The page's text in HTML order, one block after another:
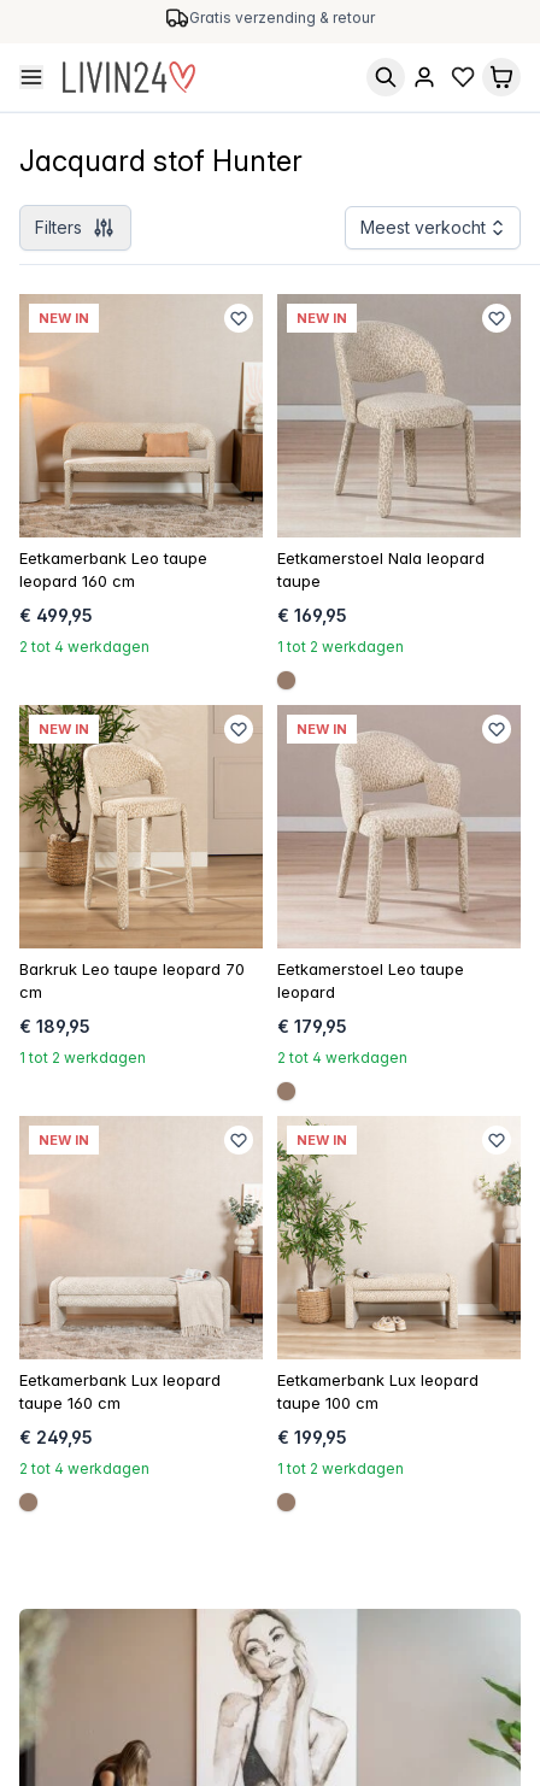
Gratis verzending & retour
Jacquard stof Hunter
Filters Meest verkocht
NEW IN
Eetkamerbank Leo taupe
leopard 160 cm
€ 499,95
2 tot 4 werkdagen
NEW IN
Eetkamerstoel Nala leopard
taupe
€ 169,95
1 tot 2 werkdagen
#967b6a
NEW IN
Barkruk Leo taupe leopard 70
cm
€ 189,95
1 tot 2 werkdagen
NEW IN
Eetkamerstoel Leo taupe
leopard
€ 179,95
2 tot 4 werkdagen
#967b6a
NEW IN
Eetkamerbank Lux leopard
taupe 160 cm
€ 249,95
2 tot 4 werkdagen
#967b6a
NEW IN
Eetkamerbank Lux leopard
taupe 100 cm
€ 199,95
1 tot 2 werkdagen
#967b6a